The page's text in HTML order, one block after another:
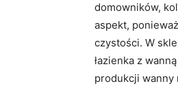
domowników,
aspekt,
czystości. W
łazienka z
produkcji wanny